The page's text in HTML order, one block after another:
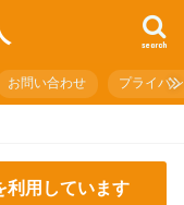
search
お問い合わせ プライバ
用しています